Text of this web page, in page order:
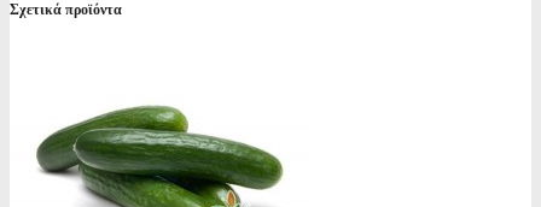
Σχετικά προϊόντα